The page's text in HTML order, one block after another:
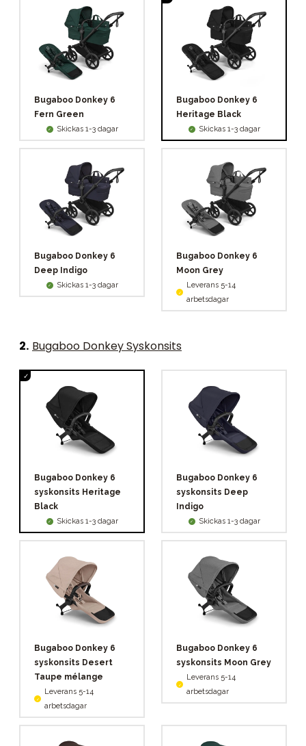
Bugaboo Donkey 6
Fern Green
Skickas 1-3 dagar
Bugaboo Donkey 6
Heritage Black
Skickas 1-3 dagar
Bugaboo Donkey 6
Deep Indigo
Skickas 1-3 dagar
Bugaboo Donkey 6
Moon Grey
Leverans 5-14
arbetsdagar
2. Bugaboo Donkey Syskonsits
Bugaboo Donkey 6
syskonsits Heritage
Black
Skickas 1-3 dagar
Bugaboo Donkey 6
syskonsits Deep
Indigo
Skickas 1-3 dagar
Bugaboo Donkey 6
syskonsits Desert
Taupe mélange
Leverans 5-14
arbetsdagar
Bugaboo Donkey 6
syskonsits Moon Grey
Leverans 5-14
arbetsdagar